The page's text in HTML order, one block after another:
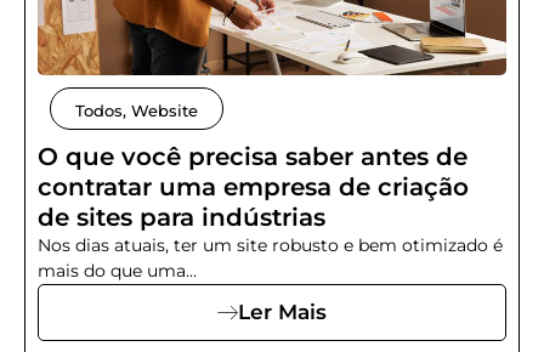
Todos, Website
O que você precisa saber antes de
contratar uma empresa de criação
de sites para indústrias
Nos dias atuais, ter um site robusto e bem otimizado é
mais do que uma...
Ler Mais